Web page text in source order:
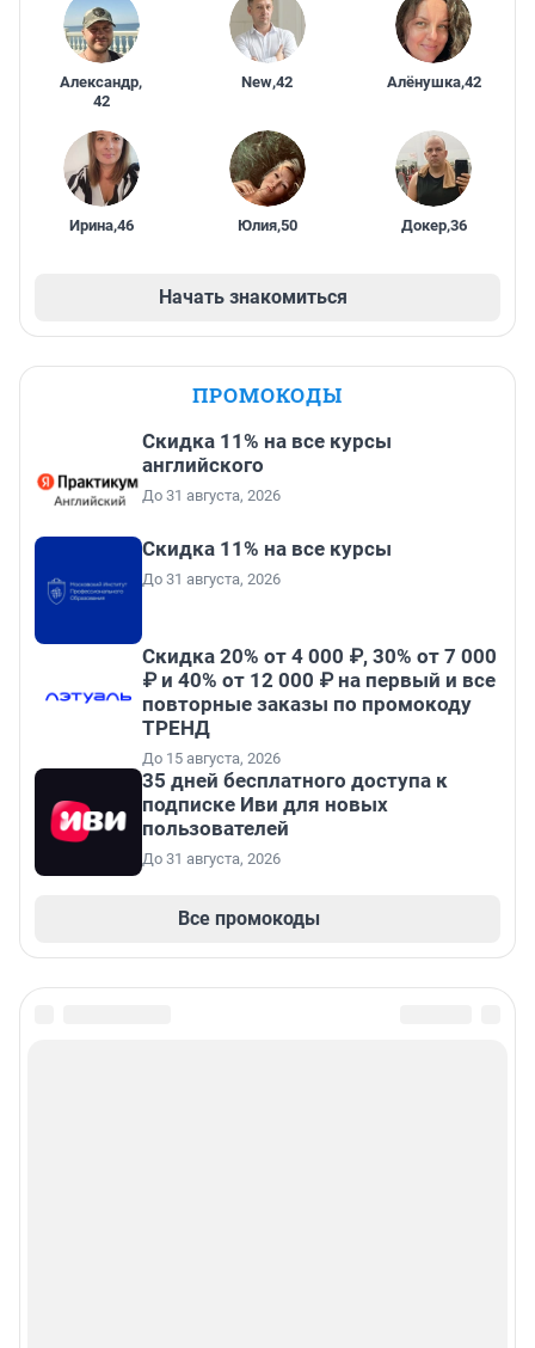
Александр,
42
New,42 Алёнушка,42
Ирина,46 Юлия,50 Докер,36
Начать знакомиться
ПРОМОКОДЫ
Скидка 11% на все курсы
английского
До 31 августа, 2026
Скидка 11% на все курсы
До 31 августа, 2026
Скидка 20% от 4 000 ₽, 30% от 7 000
₽ и 40% от 12 000 ₽ на первый и все
повторные заказы по промокоду
ТРЕНД
До 15 августа, 2026
35 дней бесплатного доступа к
подписке Иви для новых
пользователей
До 31 августа, 2026
Все промокоды